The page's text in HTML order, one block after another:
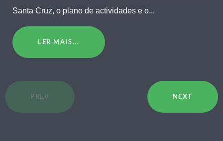
Santa Cruz, o plano de actividades e o...
LER MAIS...
PREV NEXT